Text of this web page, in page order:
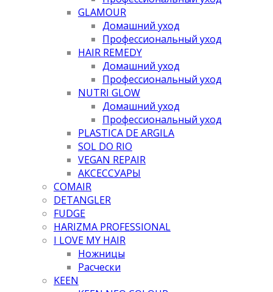
GLAMOUR
Домашний уход
Профессиональный уход
HAIR REMEDY
Домашний уход
Профессиональный уход
NUTRI GLOW
Домашний уход
Профессиональный уход
PLASTICA DE ARGILA
SOL DO RIO
VEGAN REPAIR
АКСЕССУАРЫ
COMAIR
DETANGLER
FUDGE
HARIZMA PROFESSIONAL
I LOVE MY HAIR
Ножницы
Расчески
KEEN